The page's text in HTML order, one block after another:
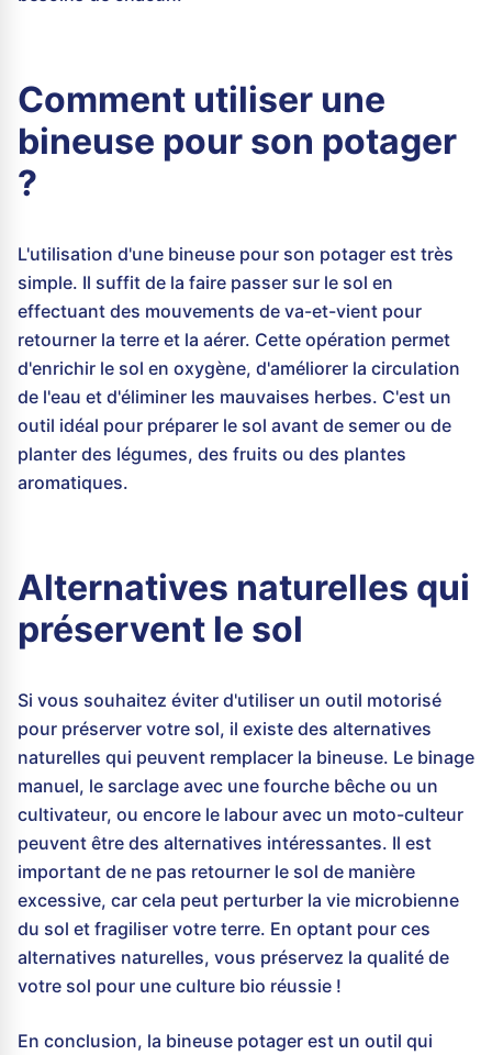
Comment utiliser une
bineuse pour son potager
?
L'utilisation d'une bineuse pour son potager est très
simple. Il suffit de la faire passer sur le sol en
effectuant des mouvements de va-et-vient pour
retourner la terre et la aérer. Cette opération permet
d'enrichir le sol en oxygène, d'améliorer la circulation
de l'eau et d'éliminer les mauvaises herbes. C'est un
outil idéal pour préparer le sol avant de semer ou de
planter des légumes, des fruits ou des plantes
aromatiques.
Alternatives naturelles qui
préservent le sol
Si vous souhaitez éviter d'utiliser un outil motorisé
pour préserver votre sol, il existe des alternatives
naturelles qui peuvent remplacer la bineuse. Le binage
manuel, le sarclage avec une fourche bêche ou un
cultivateur, ou encore le labour avec un moto-culteur
peuvent être des alternatives intéressantes. Il est
important de ne pas retourner le sol de manière
excessive, car cela peut perturber la vie microbienne
du sol et fragiliser votre terre. En optant pour ces
alternatives naturelles, vous préservez la qualité de
votre sol pour une culture bio réussie !
En conclusion, la bineuse potager est un outil qui